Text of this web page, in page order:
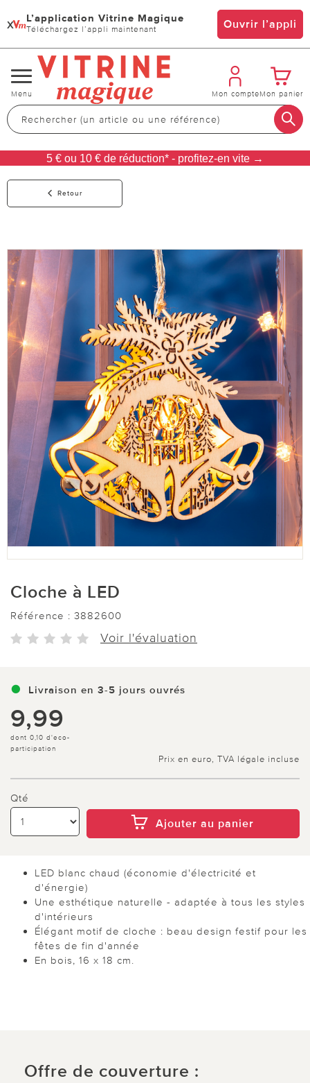
x L’application Vitrine Magique
Téléchargez l’appli maintenant Ouvrir l’appli
Changer
de
navigation
Menu Mon compteMon panier
5 € ou 10 € de réduction* - profitez-en vite →
Retour
Cloche à LED
Référence : 3882600
Voir l'évaluation
Livraison en 3-5 jours ouvrés
9,99
dont 0,10 d'eco-
participation
Prix en euro, TVA légale incluse
Qté
Ajouter au panier
LED blanc chaud (économie d'électricité et
d'énergie)
Une esthétique naturelle - adaptée à tous les styles
d'intérieurs
Élégant motif de cloche : beau design festif pour les
fêtes de fin d'année
En bois, 16 x 18 cm.
Offre de couverture :